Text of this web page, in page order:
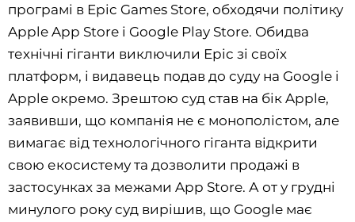
програмі в Epic Games Store, обходячи політику
Apple App Store і Google Play Store. Обидва
технічні гіганти виключили Epic зі своїх
платформ, і видавець подав до суду на Google і
Apple окремо. Зрештою суд став на бік Apple,
заявивши, що компанія не є монополістом, але
вимагає від технологічного гіганта відкрити
свою екосистему та дозволити продажі в
застосунках за межами App Store. А от у грудні
минулого року суд вирішив, що Google має